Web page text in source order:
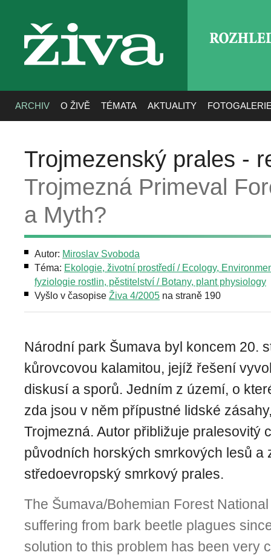
živa
ARCHIV O ŽIVĚ TÉMATA AKTUALITY
Trojmezenský prales -
Trojmezná Primeval
a Myth?
Autor: Miroslav Svoboda
Téma: Ekologie, životní prostředí / Ecology,
fyziologie rostlin, pěstitelství / Botany, plant physiology
Vyšlo v časopise Živa 4/2005 na straně 190
Národní park Šumava byl koncem 20.
kůrovcovou kalamitou, jejíž řešení
diskusí a sporů. Jedním z území, o
zda jsou v něm přípustné lidské
Trojmezná. Autor přibližuje pralesovitý
původních horských smrkových lesů a
středoevropský smrkový prales.
The Šumava/Bohemian Forest
suffering from bark beetle plagues
solution to this problem has been very